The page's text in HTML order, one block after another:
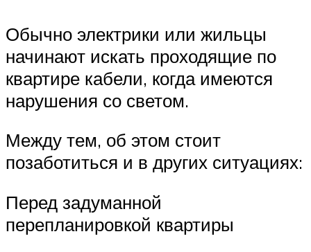
Обычно электрики или жильцы
начинают искать проходящие по
квартире кабели, когда имеются
нарушения со светом.
Между тем, об этом стоит
позаботиться и в других ситуациях:
Перед задуманной
перепланировкой квартиры